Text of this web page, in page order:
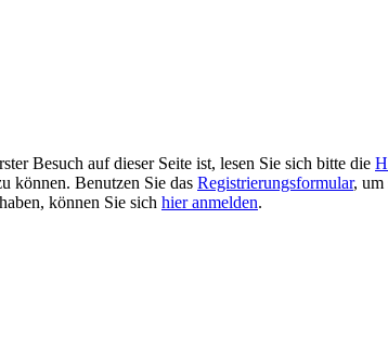
Besuch auf dieser Seite ist, lesen Sie sich bitte die
können. Benutzen Sie das Registrierungsformular, um
können Sie sich hier anmelden.